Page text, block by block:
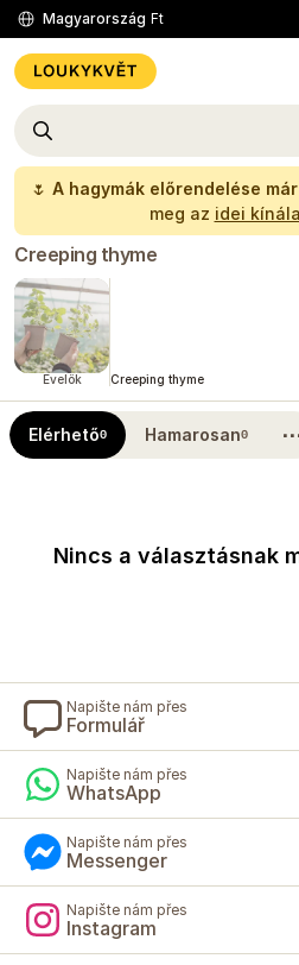
Magyarország Ft
🌷 A hagymák előrendelése
meg az idei
Creeping thyme
Évelők Creeping thyme
Elérhető0 Hamarosan0
Nincs a választásnak
Napište nám přes
Formulář
Napište nám přes
WhatsApp
Napište nám přes
Messenger
Napište nám přes
Instagram